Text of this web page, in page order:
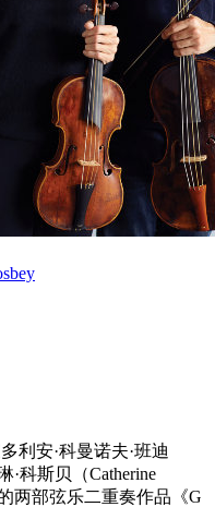
利安·科曼诺夫·班迪
·科斯贝（Catherine
两部弦乐二重奏作品《G